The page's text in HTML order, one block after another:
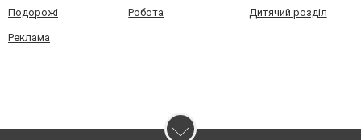
Подорожі Робота Дитячий розділ
Реклама